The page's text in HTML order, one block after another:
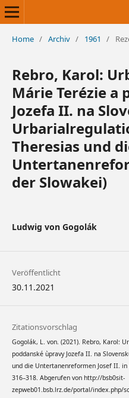
Home / Archiv / 1961 /
Rebro, Karol:
Márie Terézie a
Jozefa II. na
Theresias und
der Slowakei)
Ludwig von Gogolák
Veröffentlicht
30.11.2021
Zitationsvorschlag
Gogolák, L. von. (2021). Rebro, Karol:
poddanské ùpravy Jozefa II. na
und die Untertanenreformen Josef II. in
316–318. Abgerufen von http://bsb0sit-
zepweb01.bsb.lrz.de/portal/index.php/